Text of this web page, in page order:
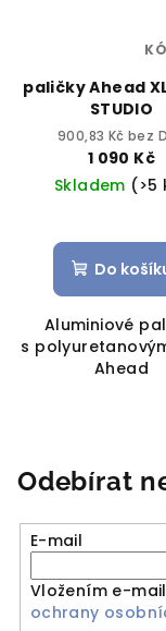
paličky Ahead
STUDIO
900,83 Kč bez
1 090 Kč
Skladem (>5
Do
Aluminiové
s
Ahead
Odebírat
E-mail
Vložením e-
ochrany